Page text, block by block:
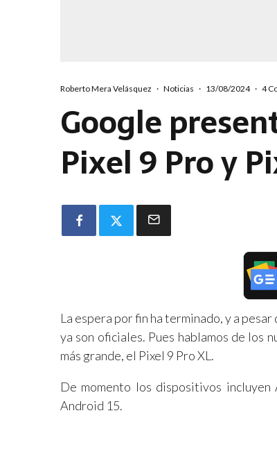
Roberto Mera Velásquez · Noticias · 13/08/2024 · 4
Google
Pixel 9 Pro y
La espera por fin ha terminado, y a
ya son oficiales. Pues hablamos de los
más grande, el Pixel 9 Pro XL.
De momento los dispositivos
Android 15.